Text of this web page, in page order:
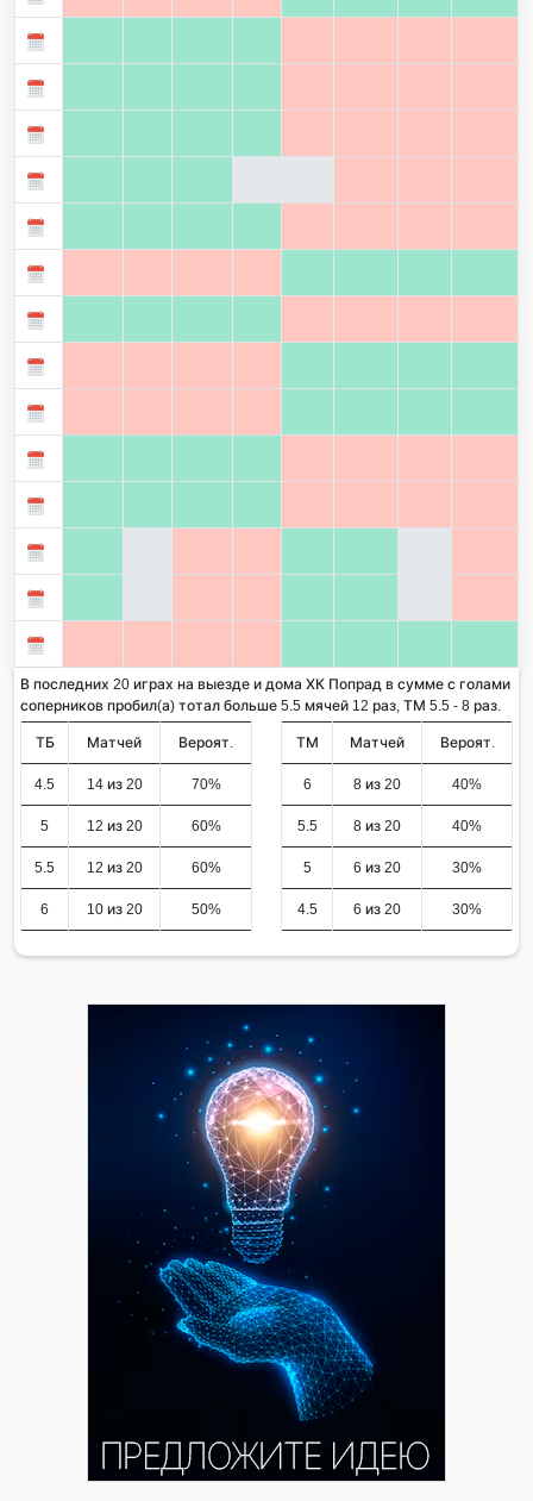
В последних 20 играх на выезде и дома ХК Попрад в сумме с голами
соперников пробил(а) тотал больше 5.5 мячей 12 раз, ТМ 5.5 - 8 раз.
ТБ Матчей Вероят.
4.5 14 из 20 70%
5 12 из 20 60%
5.5 12 из 20 60%
6 10 из 20 50%
ТМ Матчей Вероят.
6 8 из 20 40%
5.5 8 из 20 40%
5 6 из 20 30%
4.5 6 из 20 30%